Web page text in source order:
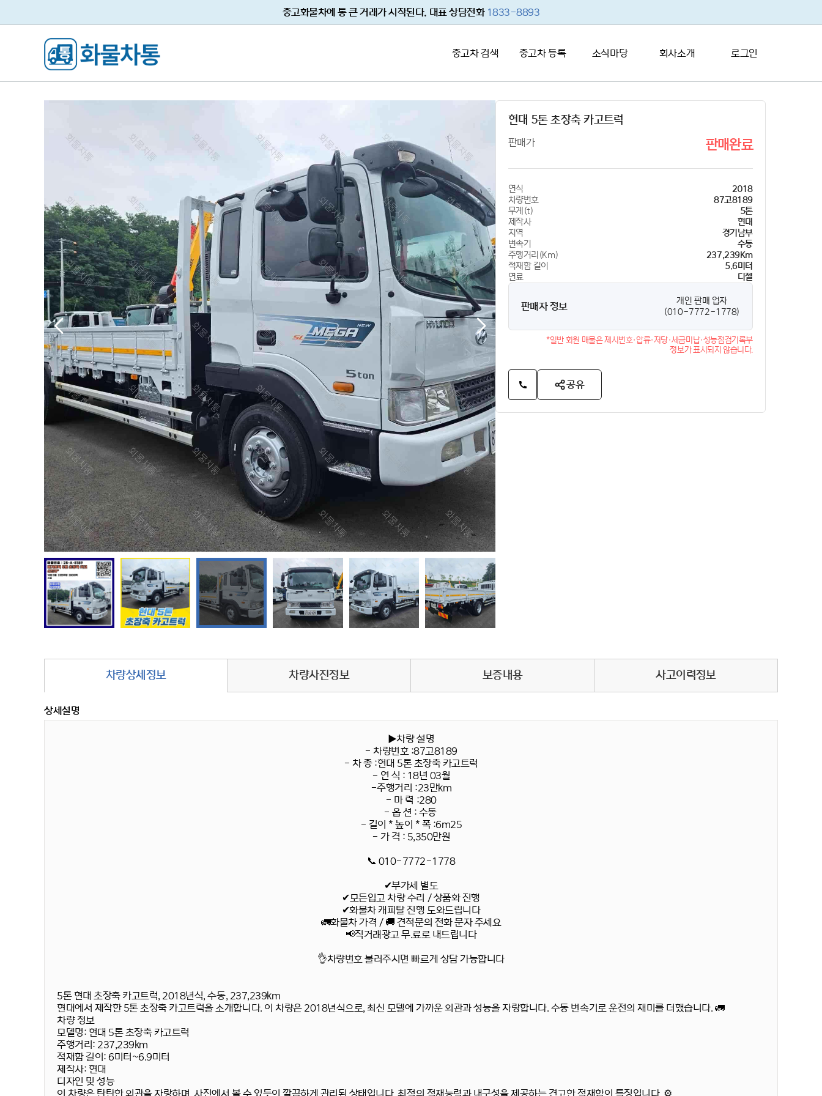
중고화물차에 통 큰 거래가 시작된다. 대표 상담전화 1833-8893
중고차 검색 중고차 등록 소식마당 회사소개 로그인
현대 5톤 초장축 카고트럭
판매가 판매완료
연식
2018
차량번호
87고8189
무게(t)
5톤
제작사
현대
지역
경기남부
변속기
수동
주행거리(Km)
237,239Km
적재함 길이
5.6미터
연료
디젤
판매자 정보
개인 판매 업자
(010-7772-1778)
*일반 회원 매물은 제시번호·압류·저당·세금미납·성능점검기록부
정보가 표시되지 않습니다.
공유
차량상세정보 차량사진정보 보증내용 사고이력정보
상세설명
▶차량 설명
- 차량번호 :87고8189
- 차 종 :현대 5톤 초장축 카고트럭
- 연 식 : 18년 03월
-주행거리 :23만km
- 마 력 :280
- 옵 션 : 수동
- 길이 * 높이 * 폭 :6m25
- 가 격 : 5,350만원
📞 010-7772-1778
✔부가세 별도
✔모든입고 차량 수리 / 상품화 진행
✔화물차 캐피탈 진행 도와드립니다
🚛화물차 가격 / 🚚 견적문의 전화 문자 주세요
📢직거래광고 무.료로 내드립니다
👌차량번호 불러주시면 빠르게 상담 가능합니다
5톤 현대 초장축 카고트럭, 2018년식, 수동, 237,239km
현대에서 제작한 5톤 초장축 카고트럭을 소개합니다. 이 차량은 2018년식으로, 최신 모델에 가까운 외관과 성능을 자랑합니다. 수동 변속기 로 운전의 재미를 더했습니다. 🚛
차량 정보
모델명: 현대 5톤 초장축 카고트럭
주행거리: 237,239km
적재함 길이: 6미터~6.9미터
제작사: 현대
디자인 및 성능
이 차량은 탄탄한 외관을 자랑하며, 사진에서 볼 수 있듯이 깔끔하게 관리된 상태입니다. 최적의 적재능력과 내구성을 제공하는 견고한적재함이 특징입니다. ⚙️